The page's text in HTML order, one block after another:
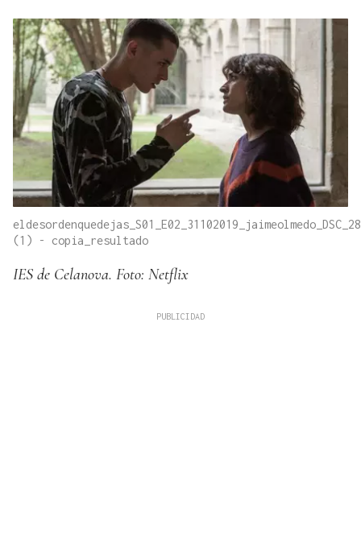
(1) - copia_resultado
IES de Celanova. Foto: Netflix